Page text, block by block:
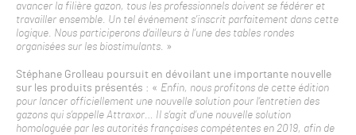
avancer la filière gazon, tous les professionnels doivent se fédérer et
travailler ensemble. Un tel événement s’inscrit parfaitement dans cette
logique. Nous participerons d’ailleurs à l’une des tables rondes
organisées sur les biostimulants. »
Stéphane Grolleau poursuit en dévoilant une importante nouvelle
sur les produits présentés : « Enfin, nous profitons de cette édition
pour lancer officiellement une nouvelle solution pour l’entretien des
gazons qui s’appelle Attraxor… Il s’agit d’une nouvelle solution
homologuée par les autorités françaises compétentes en 2019, afin de